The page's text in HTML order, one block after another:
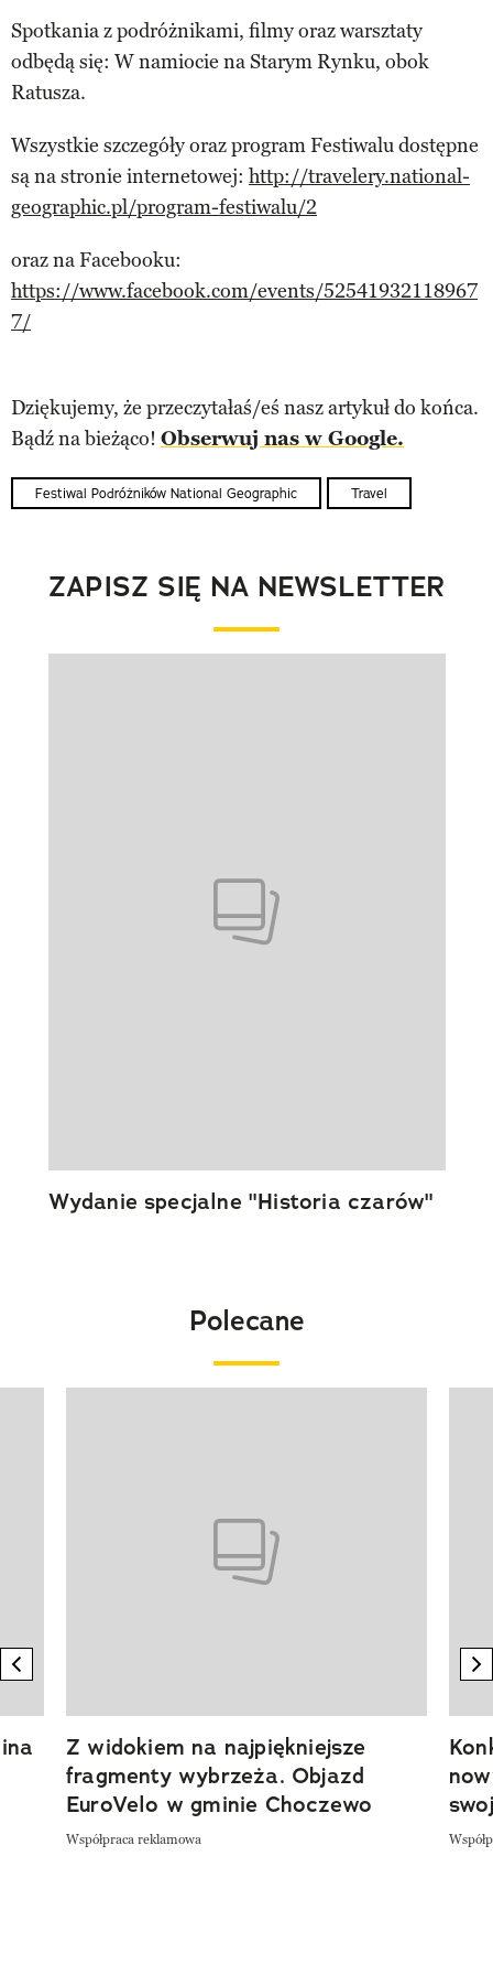
Spotkania z podróżnikami, filmy oraz warsztaty
odbędą się: W namiocie na Starym Rynku, obok
Ratusza.
Wszystkie szczegóły oraz program Festiwalu dostępne
są na stronie internetowej: http://travelery.national-
geographic.pl/program-festiwalu/2
oraz na Facebooku:
https://www.facebook.com/events/52541932118967
7/
Dziękujemy, że przeczytałaś/eś nasz artykuł do końca.
Bądź na bieżąco! Obserwuj nas w Google.
Festiwal Podróżników National Geographic Travel
ZAPISZ SIĘ NA NEWSLETTER
Wydanie specjalne "Historia czarów"
Polecane
previous element
Z widokiem na najpiękniejsze
fragmenty wybrzeża. Objazd
EuroVelo w gminie Choczewo
Współpraca reklamowa